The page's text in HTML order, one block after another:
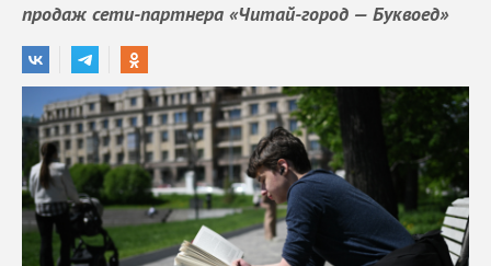
продаж сети-партнера «Читай-город — Буквоед»